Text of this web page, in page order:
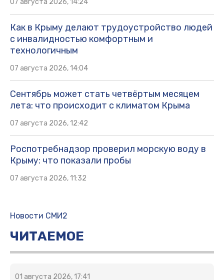
07 августа 2026, 14:24
Как в Крыму делают трудоустройство людей
с инвалидностью комфортным и
технологичным
07 августа 2026, 14:04
Сентябрь может стать четвёртым месяцем
лета: что происходит с климатом Крыма
07 августа 2026, 12:42
Роспотребнадзор проверил морскую воду в
Крыму: что показали пробы
07 августа 2026, 11:32
Новости СМИ2
ЧИТАЕМОЕ
01 августа 2026, 17:41